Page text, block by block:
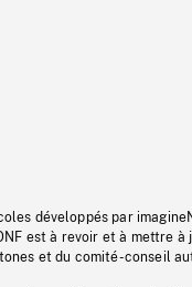
développés par
est à revoir et à mettre à
et du comité-conseil